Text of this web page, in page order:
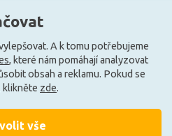
kolekce
A k tomu potřebujeme
, které nám pomáhají analyzovat
obsah a reklamu. Pokud se
klikněte zde.
vše